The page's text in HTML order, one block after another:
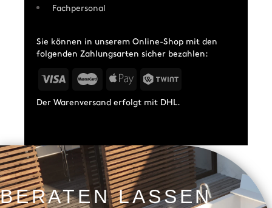
Fachpersonal
Sie können in unserem Online-Shop mit den
folgenden Zahlungsarten sicher bezahlen:
Der Warenversand erfolgt mit DHL.
BERATEN LASSEN